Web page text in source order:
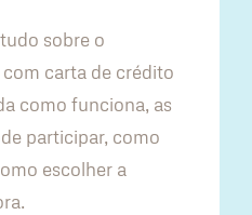
sobre o
carta de crédito
como funciona, as
participar, como
escolher a